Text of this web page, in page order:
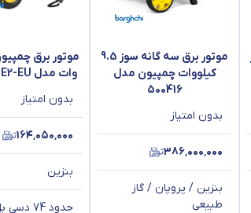
موتور برق سه گانه سوز 9.5
کیلووات چمپیون مدل
500416
بدون امتیاز
۳۸۶٬۰۰۰٬۰۰۰
بنزین / پروپان / گاز
طبیعی
وات مدل CPG6500E2-EU
بدون امتیاز
۱۶۴٬۰۵۰٬۰۰۰
بنزین
حدود 74